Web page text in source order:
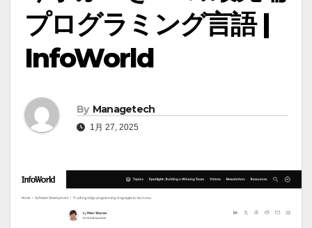
プログラミング言語 |
InfoWorld
By Managetech
1月 27, 2025